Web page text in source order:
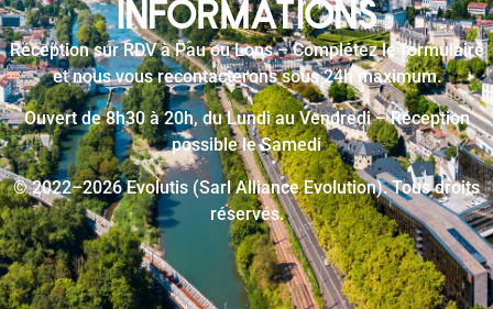
INFORMATIONS
Réception sur RDV à Pau ou Lons – Complétez le formulaire
et nous vous recontacterons sous 24h maximum.
Ouvert de 8h30 à 20h, du Lundi au Vendredi – Réception
possible le Samedi
© 2022–2026 Evolutis (Sarl Alliance Evolution). Tous droits
réservés.